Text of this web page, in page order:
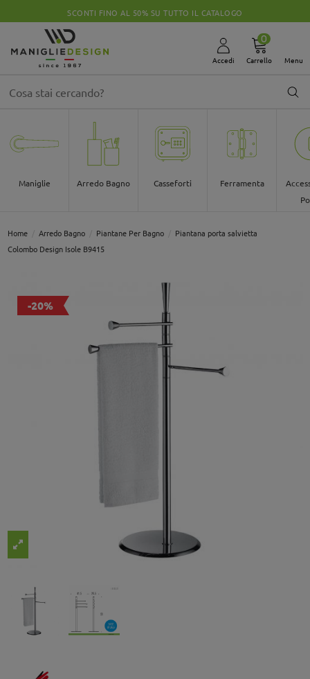
SCONTI FINO AL 50% SU TUTTO IL CATALOGO
Accedi
0
Carrello Menu
Maniglie Arredo Bagno Casseforti Ferramenta
Home Arredo Bagno Piantane Per Bagno
Piantana porta salvietta
Colombo Design Isole B9415
-20%